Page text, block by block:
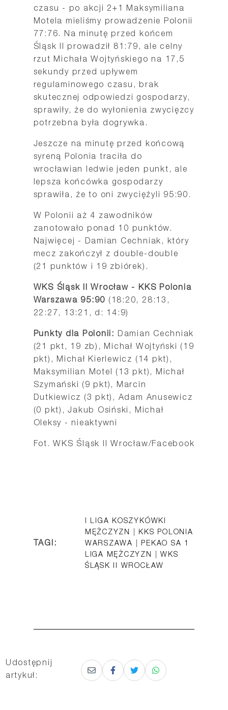
czasu - po akcji 2+1 Maksymiliana
Motela mieliśmy prowadzenie Polonii
77:76. Na minutę przed końcem
Śląsk II prowadził 81:79, ale celny
rzut Michała Wojtyńskiego na 17,5
sekundy przed upływem
regulaminowego czasu, brak
skutecznej odpowiedzi gospodarzy,
sprawiły, że do wyłonienia zwycięzcy
potrzebna była dogrywka.
Jeszcze na minutę przed końcową
syreną Polonia traciła do
wrocławian ledwie jeden punkt, ale
lepsza końcówka gospodarzy
sprawiła, że to oni zwyciężyli 95:90.
W Polonii aż 4 zawodników
zanotowało ponad 10 punktów.
Najwięcej - Damian Cechniak, który
mecz zakończył z double-double
(21 punktów i 19 zbiórek).
WKS Śląsk II Wrocław - KKS Polonia
Warszawa 95:90 (18:20, 28:13,
22:27, 13:21, d: 14:9)
Punkty dla Polonii: Damian Cechniak
(21 pkt, 19 zb), Michał Wojtyński (19
pkt), Michał Kierlewicz (14 pkt),
Maksymilian Motel (13 pkt), Michał
Szymański (9 pkt), Marcin
Dutkiewicz (3 pkt), Adam Anusewicz
(0 pkt), Jakub Osiński, Michał
Oleksy - nieaktywni
Fot. WKS Śląsk II Wrocław/Facebook
TAGI:
I LIGA KOSZYKÓWKI
MĘŻCZYZN
KKS POLONIA
WARSZAWA
PEKAO SA 1
LIGA MĘŻCZYZN
|WKS
ŚLĄSK II WROCŁAW
Udostępnij
artykuł: